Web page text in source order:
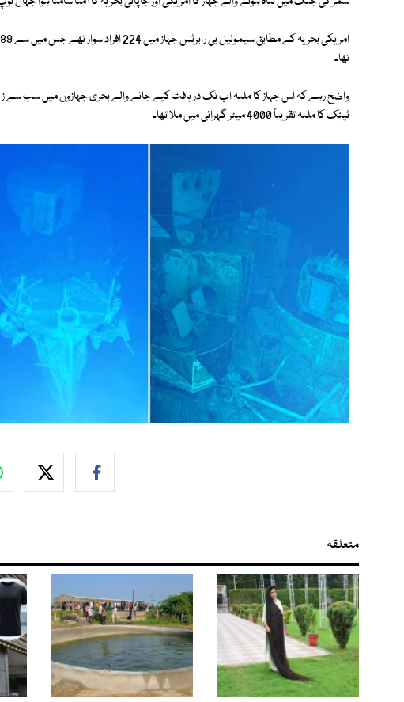
تھا۔
واضح رہے کہ اس جہاز کا ملبہ اب تک دریافت کیے جانے والے بحری جہازوں میں سب سے
ٹینک کا ملبہ تقریباً 4000 میٹر گہرائی میں ملا تھا۔
متعلقہ